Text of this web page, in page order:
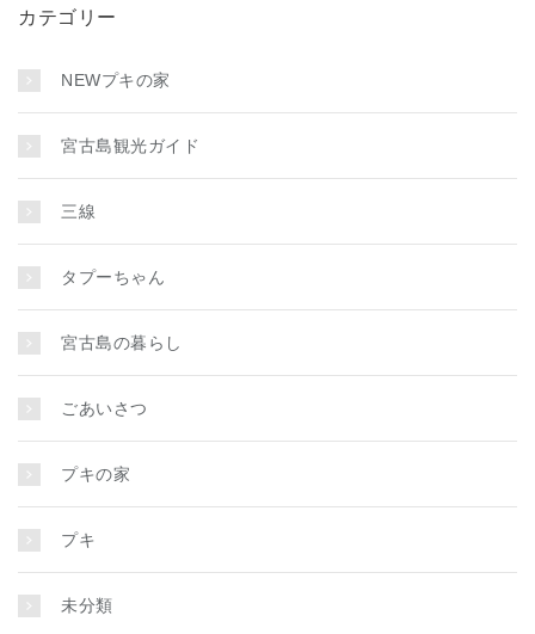
カテゴリー
NEWプキの家
宮古島観光ガイド
三線
タプーちゃん
宮古島の暮らし
ごあいさつ
プキの家
プキ
未分類